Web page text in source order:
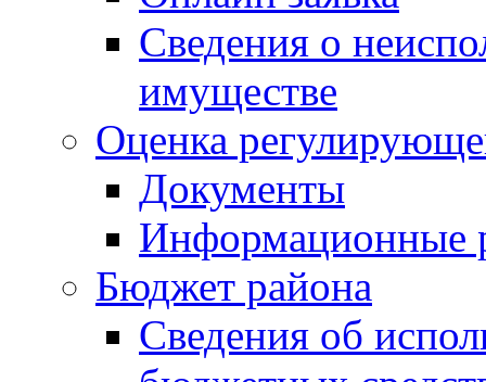
Сведения о
имуществе
Оценка
Документы
Информационные
Бюджет района
Сведения об